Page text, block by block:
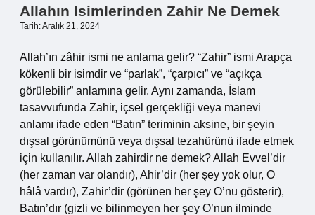
Allahın Isimlerinden Zahir Ne Demek
Tarih: Aralık 21, 2024
Allah’ın zâhir ismi ne anlama gelir? “Zahir” ismi Arapça
kökenli bir isimdir ve “parlak”, “çarpıcı” ve “açıkça
görülebilir” anlamına gelir. Aynı zamanda, İslam
tasavvufunda Zahir, içsel gerçekliği veya manevi
anlamı ifade eden “Batın” teriminin aksine, bir şeyin
dışsal görünümünü veya dışsal tezahürünü ifade etmek
için kullanılır. Allah zahirdir ne demek? Allah Evvel’dir
(her zaman var olandır), Ahir’dir (her şey yok olur, O
hâlâ vardır), Zahir’dir (görünen her şey O’nu gösterir),
Batın’dır (gizli ve bilinmeyen her şey O’nun ilminde